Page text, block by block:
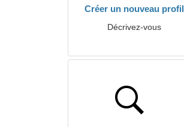
Créer un nouveau profil
Décrivez-vous